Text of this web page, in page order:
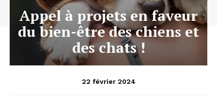
Appel à projets en faveur
du bien-être des chiens et
des chats !
22 février 2024